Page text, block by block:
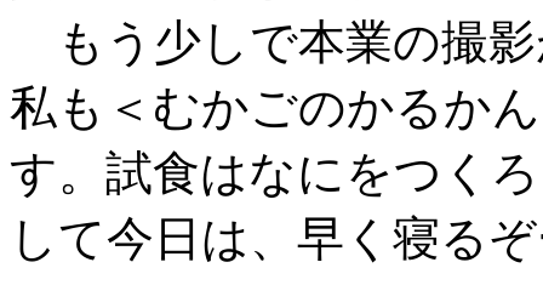
もう少しで本業の撮
私も＜むかごのかるか
す。試食はなにをつく
して今日は、早く寝る